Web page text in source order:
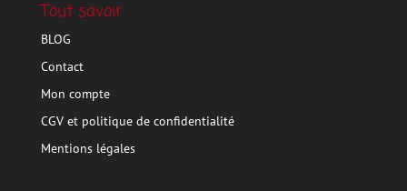
Tout savoir
BLOG
Contact
Mon compte
CGV et politique de confidentialité
Mentions légales